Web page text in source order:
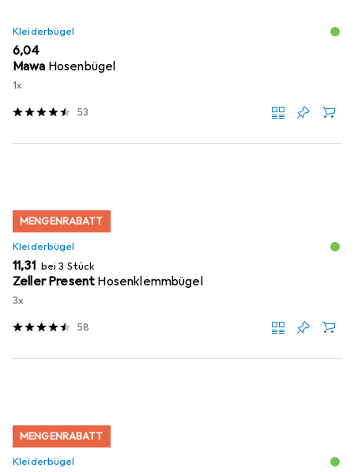
Kleiderbügel
EUR
6,04
Mawa Hosenbügel
1x
53
MENGENRABATT
Kleiderbügel
EUR
11,31 bei 3 Stück
Zeller Present Hosenklemmbügel
3x
58
MENGENRABATT
Kleiderbügel